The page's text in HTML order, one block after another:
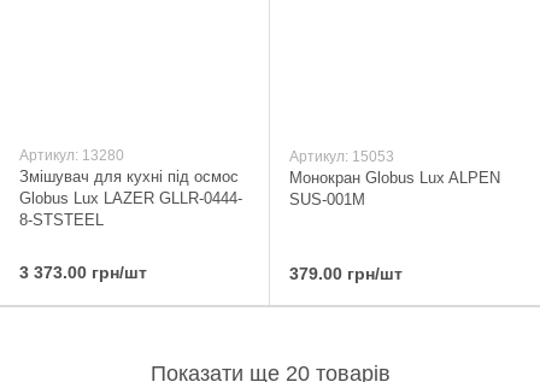
Артикул: 13280
Змішувач для кухні під осмос
Globus Lux LAZER GLLR-0444-
8-STSTEEL
3 373.00 грн/шт
Артикул: 15053
Монокран Globus Lux ALPEN
SUS-001M
379.00 грн/шт
Показати ще 20 товарів